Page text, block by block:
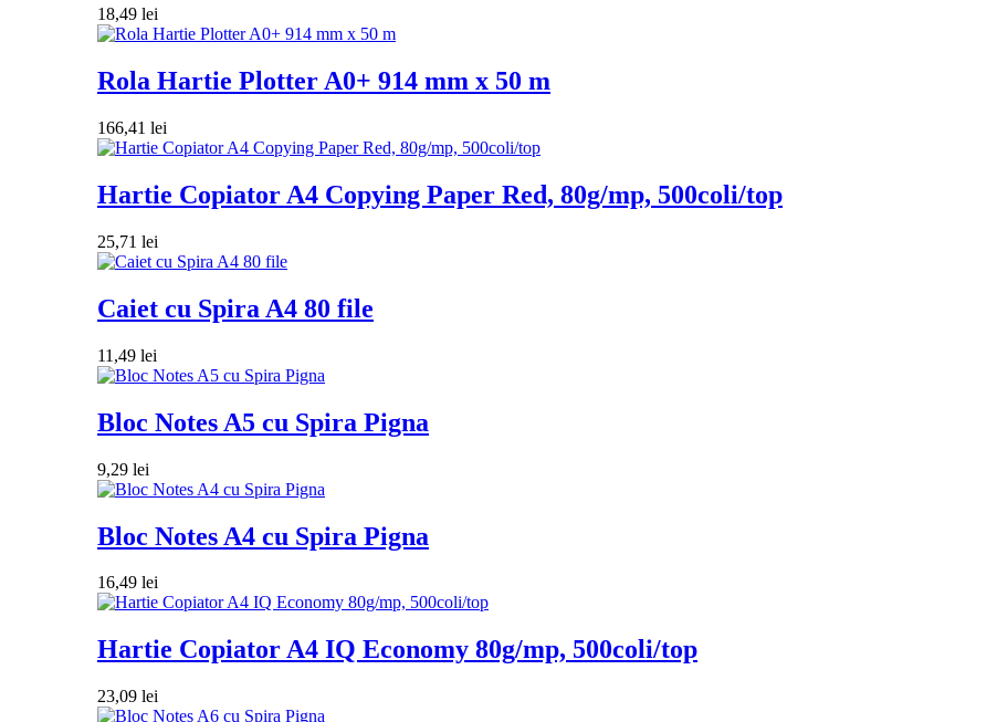
18,49 lei
Rola Hartie Plotter A0+ 914 mm x 50 m
166,41 lei
Hartie Copiator A4 Copying Paper Red, 80g/mp, 500coli/top
25,71 lei
Caiet cu Spira A4 80 file
11,49 lei
Bloc Notes A5 cu Spira Pigna
9,29 lei
Bloc Notes A4 cu Spira Pigna
16,49 lei
Hartie Copiator A4 IQ Economy 80g/mp, 500coli/top
23,09 lei